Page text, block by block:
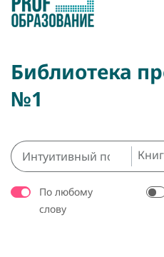
Библиотека
№1
По любому
слову